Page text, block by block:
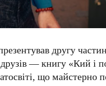
другу
— книгу «Кий і
що майстерно